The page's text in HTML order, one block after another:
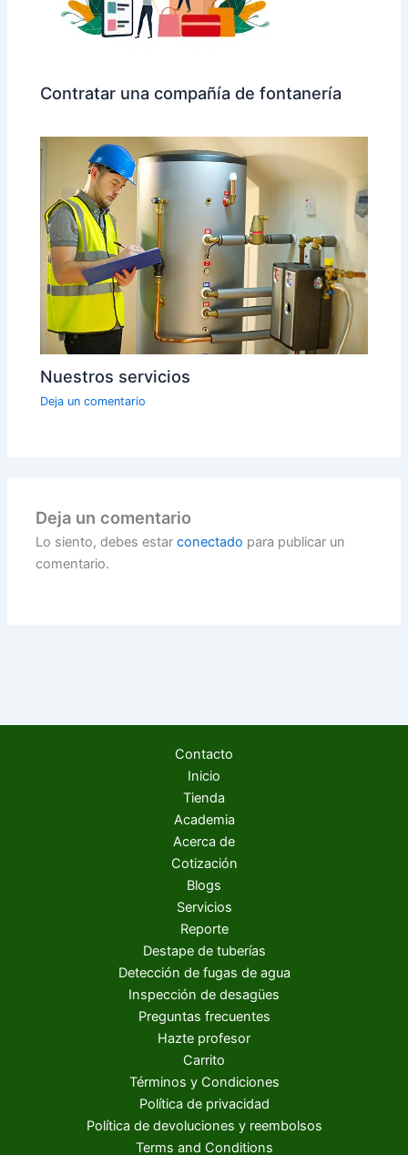
Contratar una compañía de fontanería
Nuestros servicios
Deja un comentario
Deja un comentario
Lo siento, debes estarconectado para publicar un
comentario.
Contacto
Inicio
Tienda
Academia
Acerca de
Cotización
Blogs
Servicios
Reporte
Destape de tuberías
Detección de fugas de agua
Inspección de desagües
Preguntas frecuentes
Hazte profesor
Carrito
Términos y Condiciones
Política de privacidad
Política de devoluciones y reembolsos
Terms and Conditions